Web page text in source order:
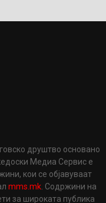
друштво основано
Медиа Сервис е
кои се објавуваат
mms.mk . Содржини на
за широката публика